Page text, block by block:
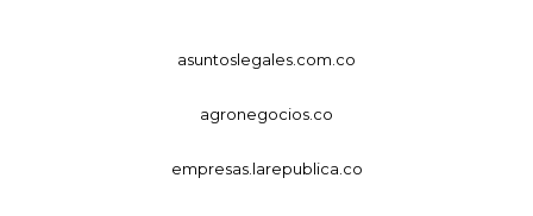
asuntoslegales.com.co
agronegocios.co
empresas.larepublica.co